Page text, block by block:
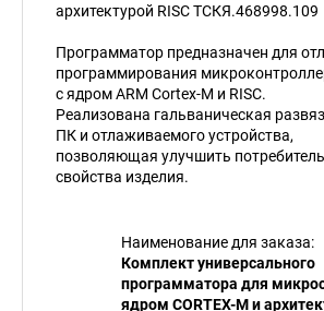
архитектурой RISC ТСКЯ.468998.109
Программатор предназначен для
программирования
с ядром ARM Cortex-M и RISC.
Реализована гальваническая
ПК и отлаживаемого устройства,
позволяющая улучшить
свойства изделия.
Наименование для заказа:
Комплект универсального
программатора для
ядром CORTEX-M и